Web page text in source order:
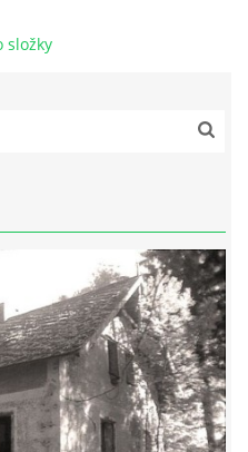
za finanční podpory
17. 7. 2026 |Nahoru ↑
složky